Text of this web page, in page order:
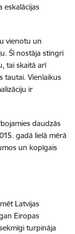
eskalācijas
vienotu un
Šī nostāja stingri
tai skaitā arī
tautai. Vienlaikus
ir
daudzās
gadā lielā mērā
un kopīgais
Latvijas
Eiropas
turpināja